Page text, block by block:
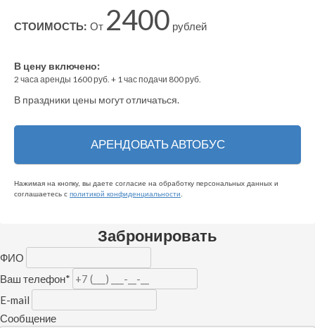
СТОИМОСТЬ: От 2400 рублей
В цену включено:
2 часа аренды 1600руб. + 1 часподачи 800руб.
В праздники цены могут отличаться.
Нажимая на кнопку, вы даете согласие на обработку персональных данных и
соглашаетесь c политикой конфиденциальности
Забронировать
ФИО
Ваш телефон*
E-mail
Сообщение